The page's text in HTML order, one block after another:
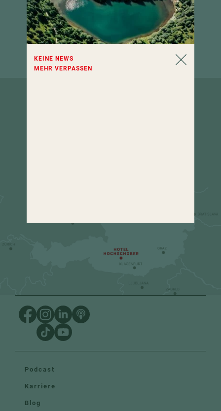
KEINE NEWS
MEHR VERPASSEN
Podcast
Karriere
Blog